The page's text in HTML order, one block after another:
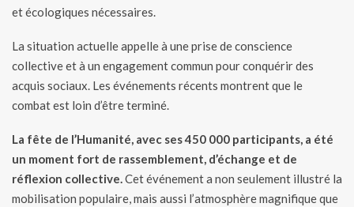
et écologiques nécessaires.
La situation actuelle appelle à une prise de conscience
collective et à un engagement commun pour conquérir des
acquis sociaux. Les événements récents montrent que le
combat est loin d’être terminé.
La fête de l’Humanité, avec ses 450 000 participants, a été
un moment fort de rassemblement, d’échange et de
réflexion collective.Cet événement a non seulement illustré la
mobilisation populaire, mais aussi l’atmosphère magnifique que